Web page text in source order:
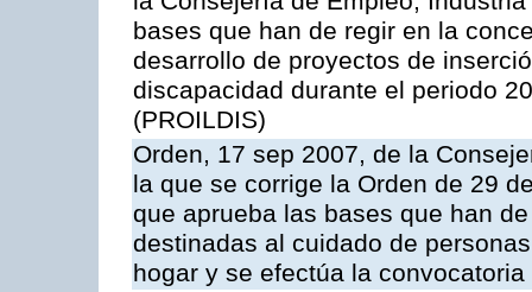
bases que han de regir en la
desarrollo de proyectos de
discapacidad durante el periodo
(PROILDIS)
Orden, 17 sep 2007, de la
la que se corrige la Orden de 29
que aprueba las bases que han
destinadas al cuidado de
hogar y se efectúa la